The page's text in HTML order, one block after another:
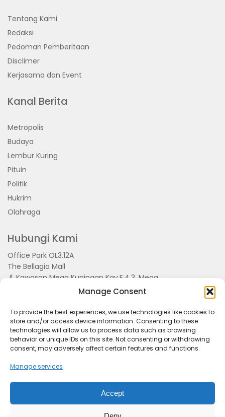
Manage Consent
To provide the best experiences, we use technologies like cookies to
store and/or access device information. Consenting to these
technologies will allow us to process data such as browsing
behavior or unique IDs on this site. Not consenting or withdrawing
consent, may adversely affect certain features and functions.
Manage services
Accept
Tentang Kami
Redaksi
Pedoman Pemberitaan
Disclimer
Kerjasama dan Event
Kanal Berita
Metropolis
Budaya
Lembur Kuring
Pituin
Politik
Hukrim
Olahraga
Hubungi Kami
Office Park OL3.12A
The Bellagio Mall
Jl. Kawasan Mega Kuningan Kav.E.4.3, Mega
Kuningan, Kel. Kuningan Timur,
Kec.Setiabudi, Jakarta Selatan 15810
Kerjasama dan Event